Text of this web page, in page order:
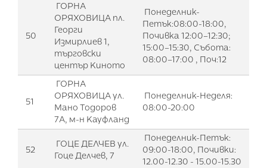
50
ГОРНА
ОРЯХОВИЦА пл.
Георги
Измирлиев 1,
търговски
център Киното
Понеделник-
Петък:08:00-18:00,
Почивка 12:00–12:30;
15:00–15:30, Събота:
08:00–17:00 , Поч:12
51
ГОРНА
ОРЯХОВИЦА ул.
Мано Тодоров
7А, м-н Кауфланд
Понеделник-Неделя:
08:00-20:00
52
ГОЦЕ ДЕЛЧЕВ ул.
Гоце Делчев, 7
Понеделник-Петък:
09:00-18:00, Почивки:
12.00-12.30 - 15.00-15.30